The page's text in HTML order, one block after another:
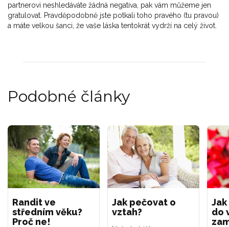
partnerovi neshledáváte žádná negativa, pak vám můžeme jen
gratulovat. Pravděpodobně jste potkali toho pravého (tu pravou)
a máte velkou šanci, že vaše láska tentokrát vydrží na celý život.
Podobné články
Randit ve
středním věku?
Proč ne!
Jak pečovat o
vztah?
do